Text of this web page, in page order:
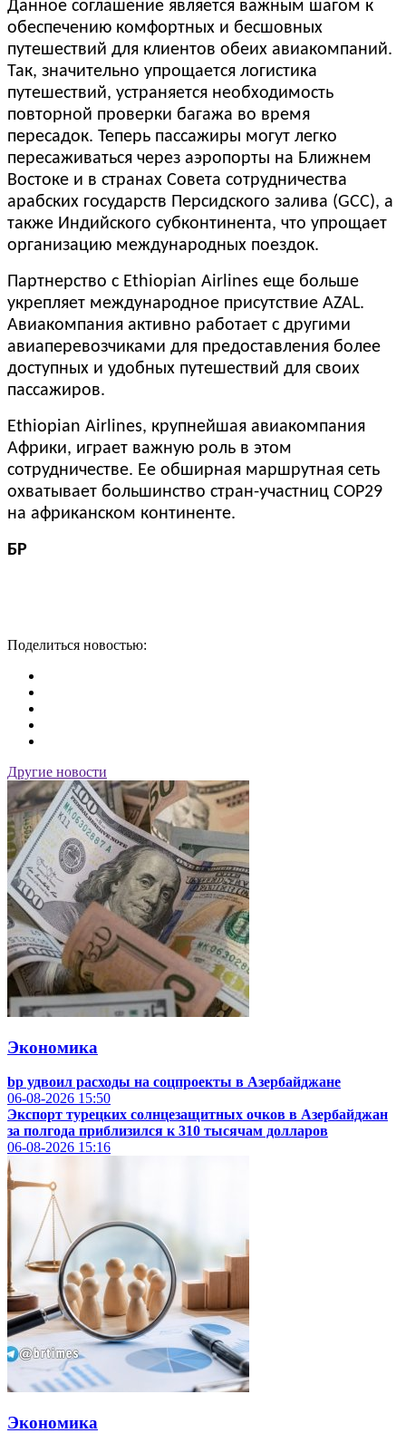
Данное соглашение является важным шагом к
обеспечению комфортных и бесшовных
путешествий для клиентов обеих авиакомпаний.
Так, значительно упрощается логистика
путешествий, устраняется необходимость
повторной проверки багажа во время
пересадок. Теперь пассажиры могут легко
пересаживаться через аэропорты на Ближнем
Востоке и в странах Совета сотрудничества
арабских государств Персидского залива (GCC), а
также Индийского субконтинента, что упрощает
организацию международных поездок.
Партнерство с Ethiopian Airlines еще больше
укрепляет международное присутствие AZAL.
Авиакомпания активно работает с другими
авиаперевозчиками для предоставления более
доступных и удобных путешествий для своих
пассажиров.
Ethiopian Airlines, крупнейшая авиакомпания
Африки, играет важную роль в этом
сотрудничестве. Ее обширная маршрутная сеть
охватывает большинство стран-участниц COP29
на африканском континенте.
БР
Поделиться новостью:
Другие новости
Экономика
bp удвоил расходы на соцпроекты в Азербайджане
06-08-2026 15:50
Экспорт турецких солнцезащитных очков в Азербайджан
за полгода приблизился к 310 тысячам долларов
06-08-2026 15:16
Экономика